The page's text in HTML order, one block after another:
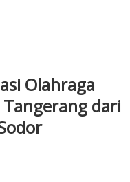
Olahraga
dari